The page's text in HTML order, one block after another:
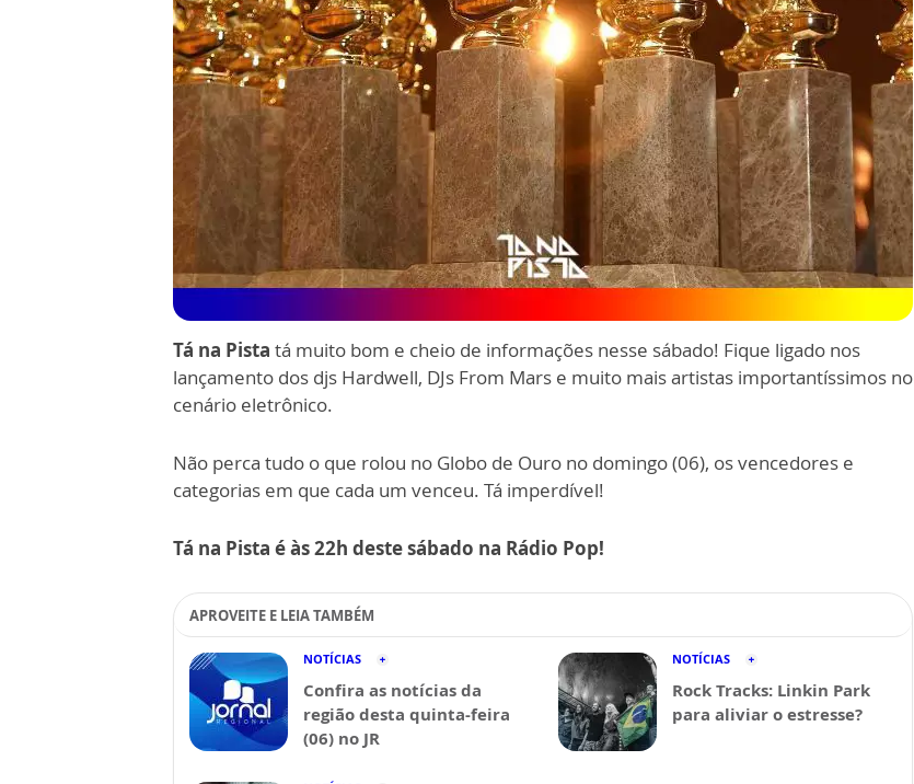
Tá na Pista tá muito bom e cheio de informações nesse sábado! Fique ligado nos
lançamento dos djs Hardwell, DJs From Mars e muito mais artistas importantíssimos no
cenário eletrônico.
Não perca tudo o que rolou no Globo de Ouro no domingo (06), os vencedores e
categorias em que cada um venceu. Tá imperdível!
Tá na Pista é às 22h deste sábado na Rádio Pop!
APROVEITE E LEIA TAMBÉM
NOTÍCIAS
Confira as notícias da
região desta quinta-feira
(06) no JR
NOTÍCIAS
Rock Tracks: Linkin Park
para aliviar o estresse?